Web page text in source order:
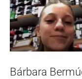
Bárbara